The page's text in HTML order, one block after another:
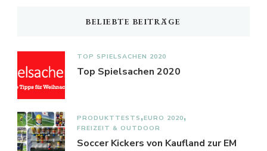
BELIEBTE BEITRÄGE
TOP SPIELSACHEN 2020
Top Spielsachen 2020
PRODUKTTESTS EURO 2020
FREIZEIT & OUTDOOR
Soccer Kickers von Kaufland zur EM